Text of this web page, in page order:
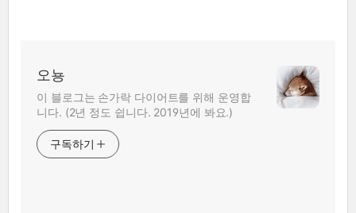
오뇽
이 블로그는 손가락 다이어트를 위해 운영합
니다. (2년 정도 쉽니다. 2019년에 봐요.)
구독하기